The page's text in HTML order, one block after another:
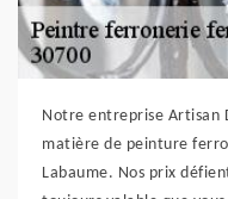
Notre entreprise Artisan
matière de peinture
Labaume. Nos prix